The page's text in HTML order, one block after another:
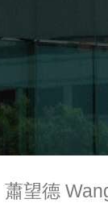
蕭望德